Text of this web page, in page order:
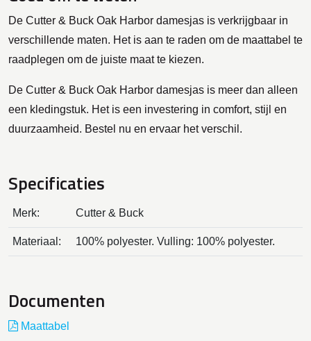
De Cutter & Buck Oak Harbor damesjas is verkrijgbaar in
verschillende maten. Het is aan te raden om de maattabel te
raadplegen om de juiste maat te kiezen.
De Cutter & Buck Oak Harbor damesjas is meer dan alleen
een kledingstuk. Het is een investering in comfort, stijl en
duurzaamheid. Bestel nu en ervaar het verschil.
Specificaties
Merk: Cutter & Buck
Materiaal: 100% polyester. Vulling: 100% polyester.
Documenten
Maattabel